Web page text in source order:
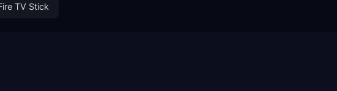
TV Stick